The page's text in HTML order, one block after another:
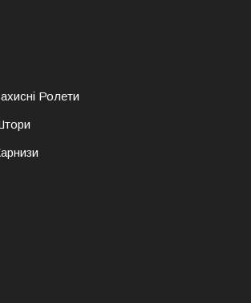
Ролети